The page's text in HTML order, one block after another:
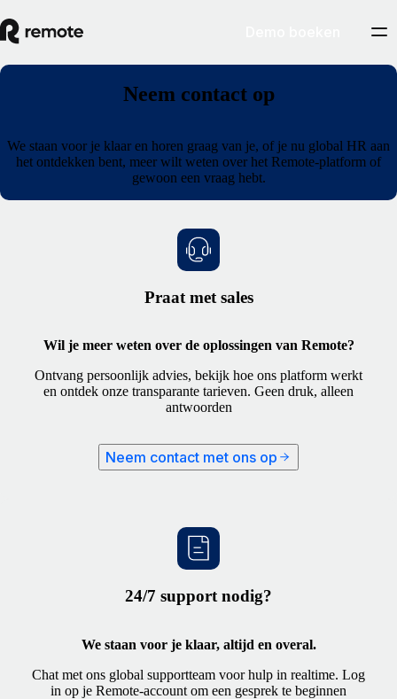
Neem contact op
We staan voor je klaar en horen graag van je, of je nu global HR aan
het ontdekken bent, meer wilt weten over het Remote-platform of
gewoon een vraag hebt.
Praat met sales
Wil je meer weten over de oplossingen van Remote?
Ontvang persoonlijk advies, bekijk hoe ons platform werkt
en ontdek onze transparante tarieven. Geen druk, alleen
antwoorden
Neem contact met ons op
24/7 support nodig?
We staan voor je klaar, altijd en overal.
Chat met ons global supportteam voor hulp in realtime. Log
in op je Remote-account om een gesprek te beginnen